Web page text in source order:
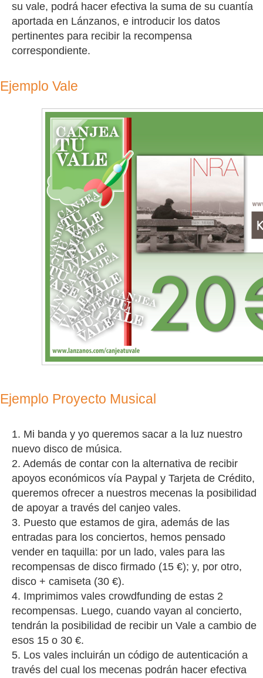
su vale, podrá hacer efectiva la suma de su cuantía
aportada en Lánzanos, e introducir los datos
pertinentes para recibir la recompensa
correspondiente.
Ejemplo Vale
Ejemplo Proyecto Musical
1. Mi banda y yo queremos sacar a la luz nuestro
nuevo disco de música.
2. Además de contar con la alternativa de recibir
apoyos económicos vía Paypal y Tarjeta de Crédito,
queremos ofrecer a nuestros mecenas la posibilidad
de apoyar a través del canjeo vales.
3. Puesto que estamos de gira, además de las
entradas para los conciertos, hemos pensado
vender en taquilla: por un lado, vales para las
recompensas de disco firmado (15 €); y, por otro,
disco + camiseta (30 €).
4. Imprimimos vales crowdfunding de estas 2
recompensas. Luego, cuando vayan al concierto,
tendrán la posibilidad de recibir un Vale a cambio de
esos 15 o 30 €.
5. Los vales incluirán un código de autenticación a
través del cual los mecenas podrán hacer efectiva